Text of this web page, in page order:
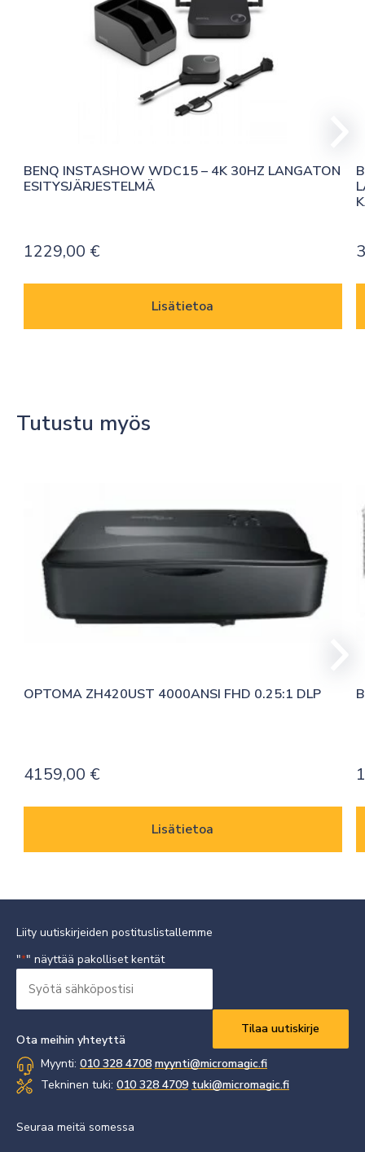
BENQ INSTASHOW WDC15 – 4K 30HZ LANGATON
ESITYSJÄRJESTELMÄ
1229,00 €
Lisätietoa
Tutustu myös
OPTOMA ZH420UST 4000ANSI FHD 0.25:1 DLP
4159,00 €
Lisätietoa
Liity uutiskirjeiden postituslistallemme
"*" näyttää pakolliset kentät
sähköpostisi
Ota meihin yhteyttä
Myynti: 010 328 4708 myynti@micromagic.fi
Tekninen tuki: 010 328 4709 tuki@micromagic.fi
Seuraa meitä somessa